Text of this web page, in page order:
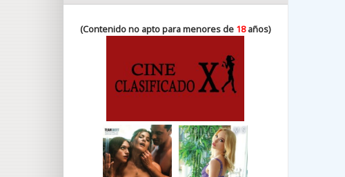
(Contenido no apto para menores de 18años)